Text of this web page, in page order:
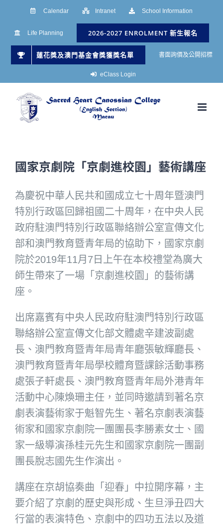
Calendar Intranet School Information
Life Planning 2026-2027 ENROLMENT 新生報名
蓮花獎及澳門基金會獎獲獎名單 書面詢價及公開招標
eClass Login
國家京劇院「京劇進校園」藝術講座
為慶祝中華人民共和國成立七十周年暨澳門
特別行政區回歸祖國二十周年，在中央人民
政府駐澳門特別行政區聯絡辦公室宣傳文化
部和澳門教育暨青年局的協助下，國家京劇
院於2019年11月7日上午在本校禮堂為廣大
師生帶來了一場「京劇進校園」的藝術講
座。
出席嘉賓有中央人民政府駐澳門特別行政區
聯絡辦公室宣傳文化部文體處辛建波副處
長、澳門教育暨青年局青年廳張敏輝廳長、
澳門教育暨青年局學校體育暨課餘活動事務
處張子軒處長、澳門教育暨青年局外港青年
活動中心陳煥珊主任，並同時邀請到著名京
劇表演藝術家于魁智先生、著名京劇表演藝
術家和國家京劇院一團團長李勝素女士、國
家一級導演孫桂元先生和國家京劇院一團副
團長脫志國先生作演出。
講座在京胡協奏曲「迎春」中拉開序幕，主
要介紹了京劇的歷史與形成、生旦淨丑四大
行當的表演特色、京劇中的四功五法以及道